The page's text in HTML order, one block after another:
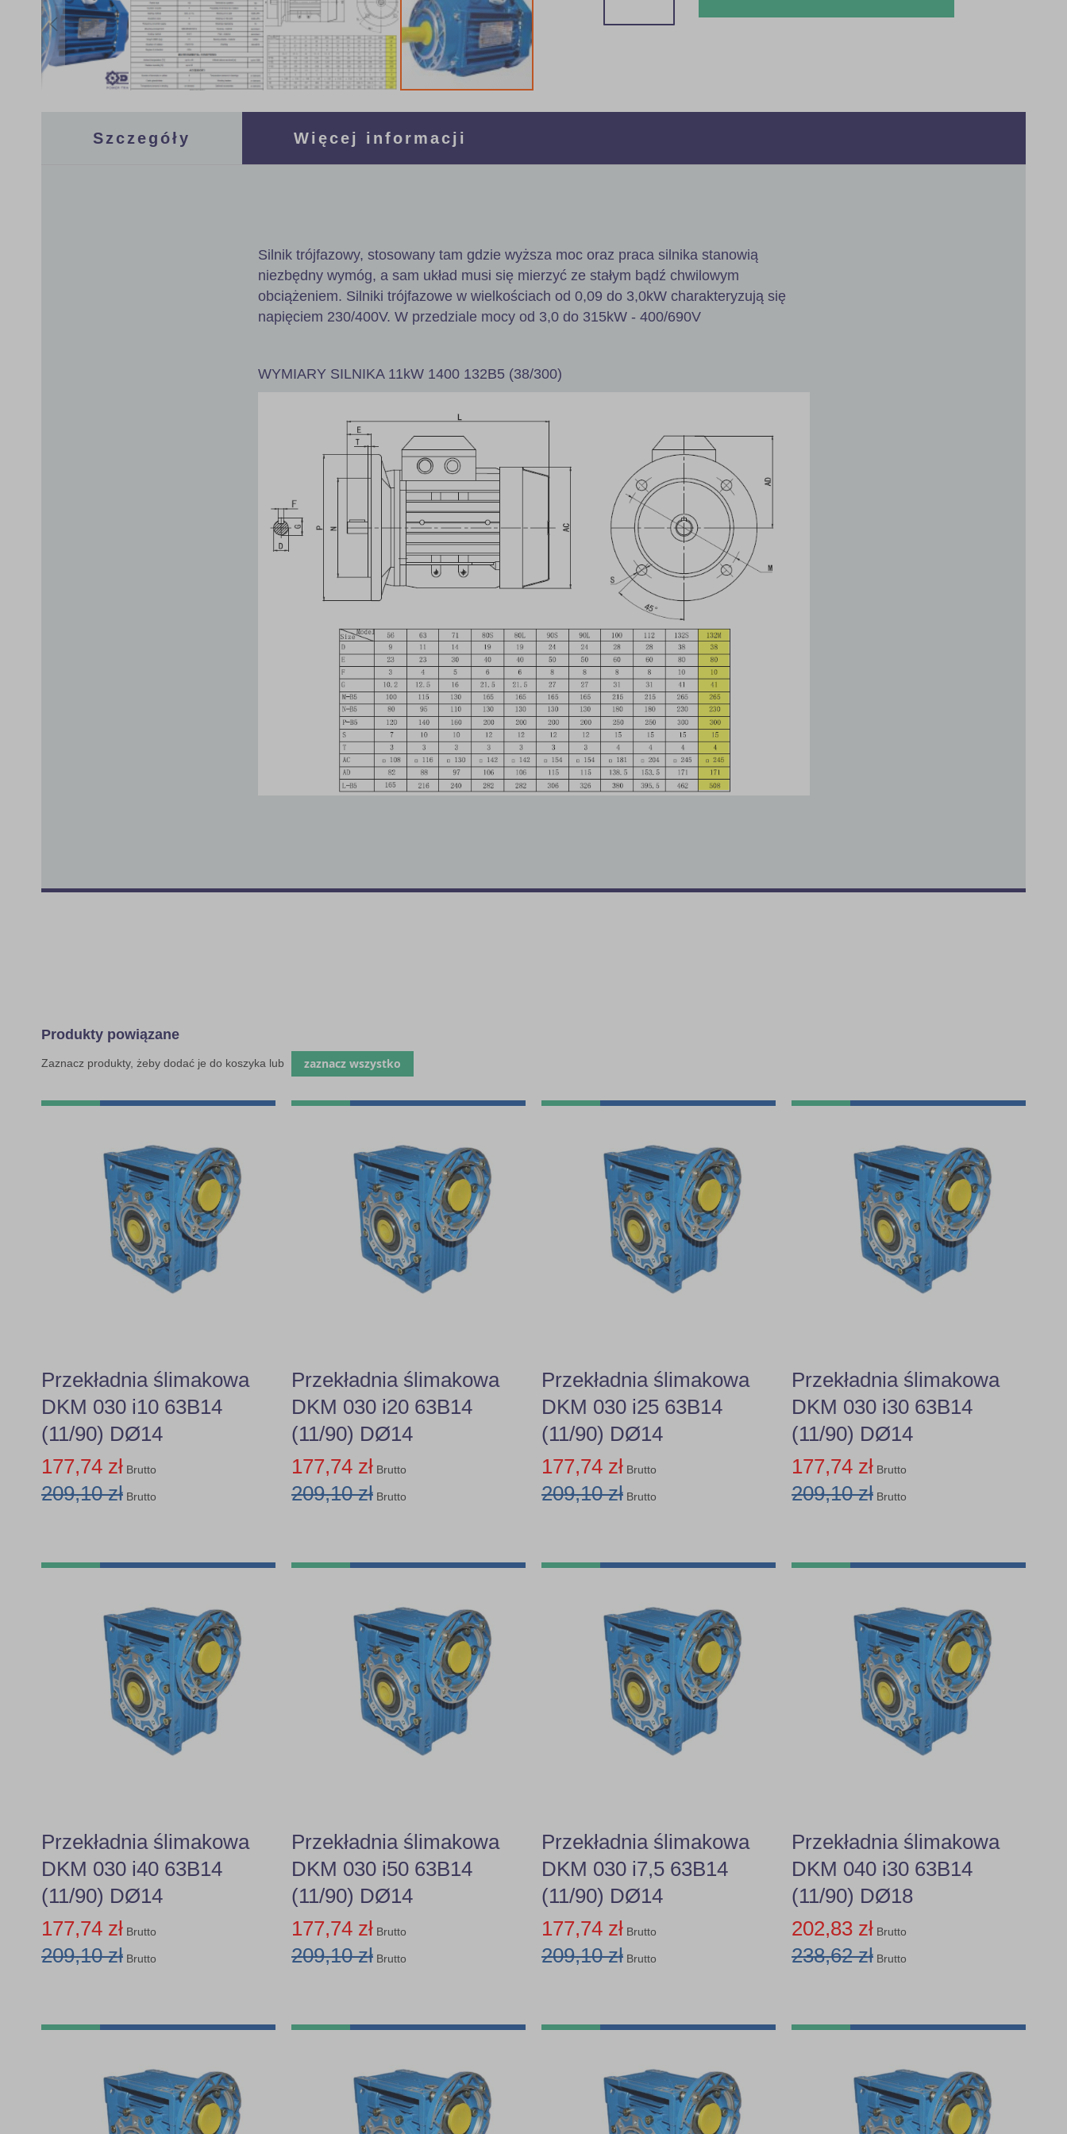
Szczegóły
Silnik trójfazowy, stosowany tam gdzie wyższa moc oraz praca silnika stanowią
niezbędny wymóg, a sam układ musi się mierzyć ze stałym bądź chwilowym
obciążeniem. Silniki trójfazowe w wielkościach od 0,09 do 3,0kW charakteryzują się
napięciem 230/400V. W przedziale mocy od 3,0 do 315kW - 400/690V
WYMIARY SILNIKA 11kW 1400 132B5 (38/300)
Więcej informacji
Produkty powiązane
Zaznacz produkty, żeby dodać je do koszyka lub zaznacz wszystko
Przekładnia ślimakowa
DKM 030 i10 63B14
(11/90) DØ14
177,74 zł Brutto
209,10 zł Brutto
Przekładnia ślimakowa
DKM 030 i20 63B14
(11/90) DØ14
177,74 zł Brutto
209,10 zł Brutto
Przekładnia ślimakowa
DKM 030 i25 63B14
(11/90) DØ14
177,74 zł Brutto
209,10 zł Brutto
Przekładnia ślimakowa
DKM 030 i30 63B14
(11/90) DØ14
177,74 zł Brutto
209,10 zł Brutto
Przekładnia ślimakowa
DKM 030 i40 63B14
(11/90) DØ14
177,74 zł Brutto
209,10 zł Brutto
Przekładnia ślimakowa
DKM 030 i50 63B14
(11/90) DØ14
177,74 zł Brutto
209,10 zł Brutto
Przekładnia ślimakowa
DKM 030 i7,5 63B14
(11/90) DØ14
177,74 zł Brutto
209,10 zł Brutto
Przekładnia ślimakowa
DKM 040 i30 63B14
(11/90) DØ18
202,83 zł Brutto
238,62 zł Brutto